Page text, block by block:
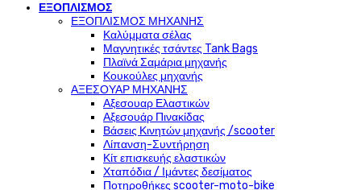
ΕΞΟΠΛΙΣΜΟΣ
ΕΞΟΠΛΙΣΜΟΣ ΜΗΧΑΝΗΣ
Καλύμματα σέλας
Μαγνητικές τσάντες Tank Bags
Πλαϊνά Σαμάρια μηχανής
Κουκούλες μηχανής
ΑΞΕΣΟΥΑΡ ΜΗΧΑΝΗΣ
Αξεσουαρ Ελαστικών
Αξεσουάρ Πινακίδας
Βάσεις Κινητών μηχανής /scooter
Λίπανση-Συντήρηση
Κίτ επισκευής ελαστικών
Χταπόδια / Ιμάντες δεσίματος
Ποτηροθήκες scooter-moto-bike